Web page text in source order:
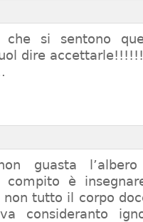
si sentono
dire accettarle!!!!!!
guasta
è
tutto il corpo
consideranto